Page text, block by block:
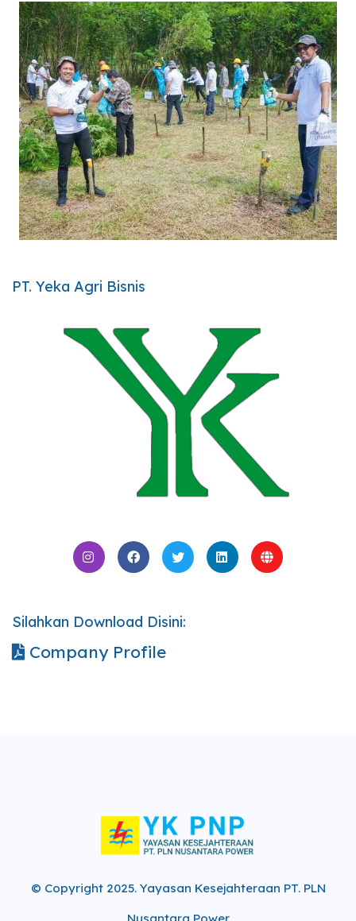
PT. Yeka Agri Bisnis
Silahkan Download Disini:
Company Profile
© Copyright 2025. Yayasan Kesejahteraan PT. PLN
Nusantara Power